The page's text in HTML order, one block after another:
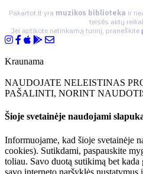
Pakartot.lt yra muzikos biblioteka ir
teisės aktų
Jei aptikote netinkamą turinį, praneškite
Kraunama
NAUDOJATE NELEISTINAS
PAŠALINTI, NORINT
Šioje svetainėje naudojami
Informuojame, kad šioje svetainėje
cookies). Sutikdami, paspauskite
toliau. Savo duotą sutikimą bet kada
savo interneto naršyklės nustatymus